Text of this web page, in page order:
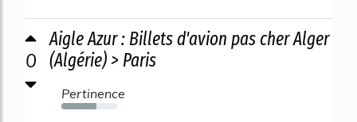
0
Aigle Azur : Billets d'avion pas cher Alger
(Algérie) > Paris
Pertinence
63%